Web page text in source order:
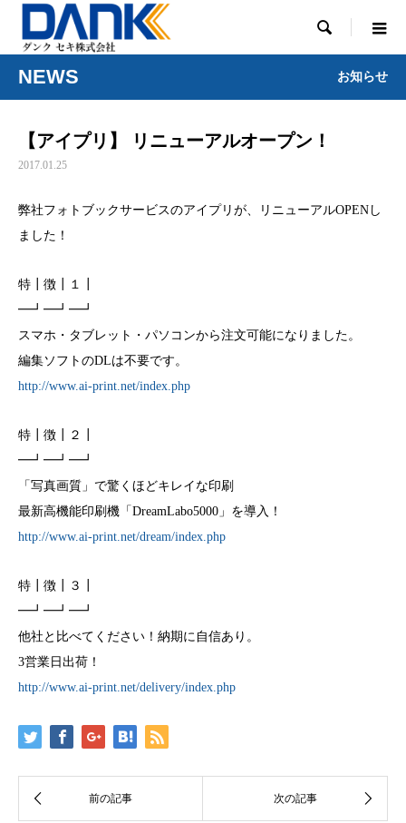

NEWS お知らせ
【アイプリ】 リニューアルオープン！
2017.01.25
弊社フォトブックサービスのアイプリが、リニューアルOPENし
ました！
特┃徴┃１┃
━┛━┛━┛
スマホ・タブレット・パソコンから注文可能になりました。
編集ソフトのDLは不要です。
http://www.ai-print.net/index.php
特┃徴┃２┃
━┛━┛━┛
「写真画質」で驚くほどキレイな印刷
最新高機能印刷機「DreamLabo5000」を導入！
http://www.ai-print.net/dream/index.php
特┃徴┃３┃
━┛━┛━┛
他社と比べてください！納期に自信あり。
3営業日出荷！
http://www.ai-print.net/delivery/index.php